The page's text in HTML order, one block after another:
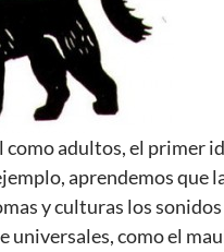
adultos, el primer
aprendemos que
y culturas los
como el